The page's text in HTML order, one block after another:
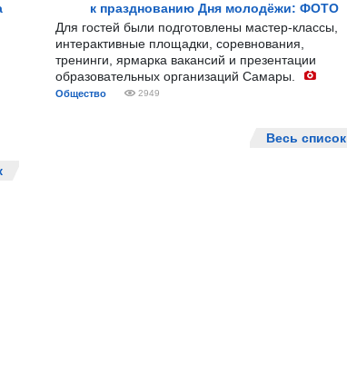
к празднованию Дня молодёжи: ФОТО
Для гостей были подготовлены мастер-классы,
интерактивные площадки, соревнования,
тренинги, ярмарка вакансий и презентации
образовательных организаций Самары.
Общество 2949
Весь список